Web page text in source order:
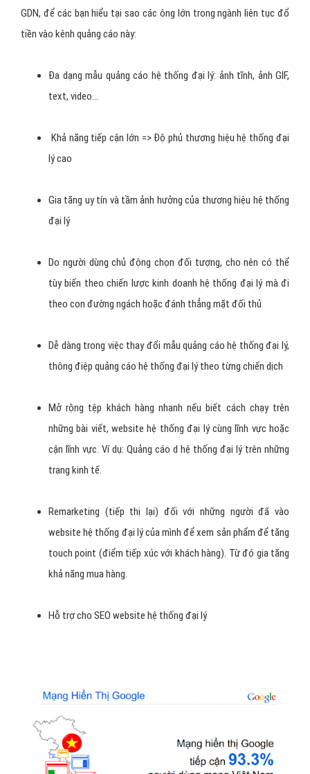
GDN, để các bạn hiểu tại sao các ông lớn trong ngành liên tục đổ
tiền vào kênh quảng cáo này:
Đa dạng mẫu quảng cáo hệ thống đại lý: ảnh tĩnh, ảnh GIF,
text, video…
Khả năng tiếp cận lớn => Độ phủ thương hiệu hệ thống đại
lý cao
Gia tăng uy tín và tầm ảnh hưởng của thương hiệu hệ thống
đại lý
Do người dùng chủ động chọn đối tượng, cho nên có thể
tùy biến theo chiến lược kinh doanh hệ thống đại lý mà đi
theo con đường ngách hoặc đánh thẳng mặt đối thủ
Dễ dàng trong việc thay đổi mẫu quảng cáo hệ thống đại lý,
thông điệp quảng cáo hệ thống đại lý theo từng chiến dịch
Mở rộng tệp khách hàng nhanh nếu biết cách chạy trên
những bài viết, website hệ thống đại lý cùng lĩnh vực hoặc
cận lĩnh vực. Ví dụ: Quảng cáo d hệ thống đại lý trên những
trang kinh tế.
Remarketing (tiếp thị lại) đối với những người đã vào
website hệ thống đại lý của mình để xem sản phẩm để tăng
touch point (điểm tiếp xúc với khách hàng). Từ đó gia tăng
khả năng mua hàng.
Hỗ trợ cho SEO website hệ thống đại lý